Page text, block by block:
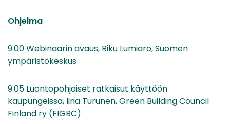
Ohjelma
9.00 Webinaarin avaus, Riku Lumiaro, Suomen
ympäristökeskus
9.05 Luontopohjaiset ratkaisut käyttöön
kaupungeissa, Iina Turunen, Green Building Council
Finland ry (FIGBC)